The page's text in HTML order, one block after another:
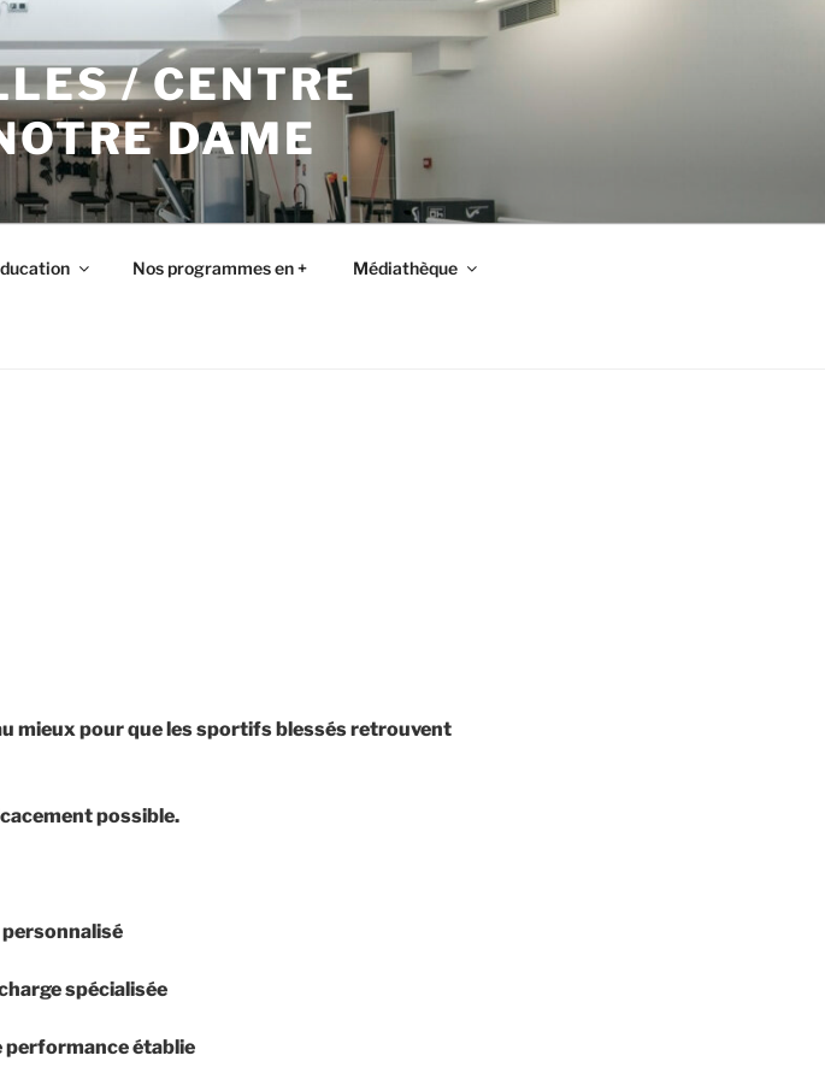
/ CENTRE
DAME
Nos programmes en + Médiathèque
mieux pour que les sportifs blessés retrouvent
possible.
personnalisé
spécialisée
performance établie